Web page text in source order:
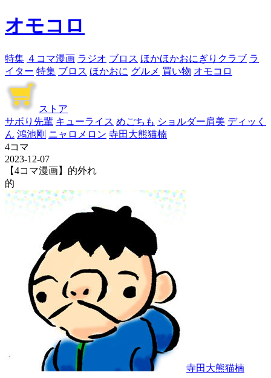
オモコロ
特集 ４コマ漫画 ラジオ ブロス ほかほかおにぎりクラブ ラ
イター 特集 ブロス ほかおに グルメ 買い物 オモコロ
ストア
サボり先輩 キューライス めごちも ショルダー肩美 ディッく
ん 鴻池剛 ニャロメロン 寺田大熊猫楠
4コマ
2023-12-07
【4コマ漫画】的外れ
的
寺田大熊猫楠